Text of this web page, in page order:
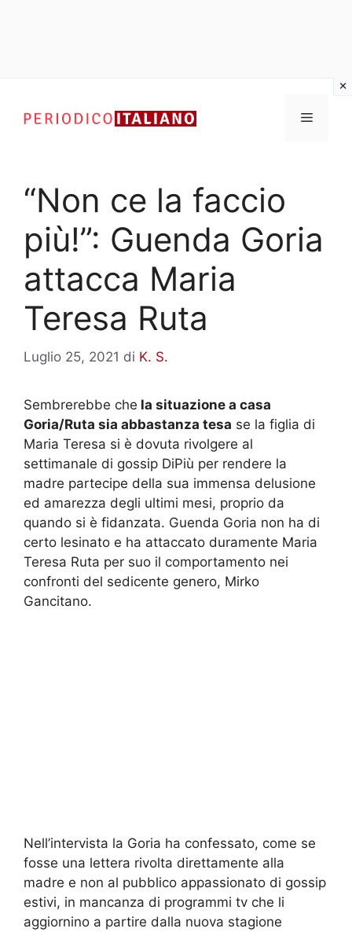
contenuto
Menu
“Non ce la faccio
più!”: Guenda Goria
attacca Maria
Teresa Ruta
Luglio 25, 2021 di K. S.
Sembrerebbe che la situazione a casa
Goria/Ruta sia abbastanza tesa se la figlia di
Maria Teresa si è dovuta rivolgere al
settimanale di gossip DiPiù per rendere la
madre partecipe della sua immensa delusione
ed amarezza degli ultimi mesi, proprio da
quando si è fidanzata. Guenda Goria non ha di
certo lesinato e ha attaccato duramente Maria
Teresa Ruta per suo il comportamento nei
confronti del sedicente genero, Mirko
Gancitano.
Nell’intervista la Goria ha confessato, come se
fosse una lettera rivolta direttamente alla
madre e non al pubblico appassionato di gossip
estivi, in mancanza di programmi tv che li
aggiornino a partire dalla nuova stagione